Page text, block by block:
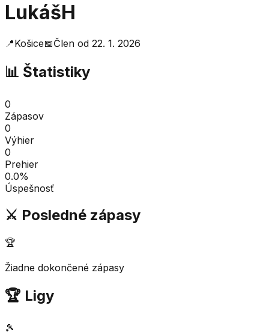
LukášH
📍Košice📅Člen od 22. 1. 2026
📊 Štatistiky
0
Zápasov
0
Výhier
0
Prehier
0.0%
Úspešnosť
⚔️ Posledné zápasy
🏆
Žiadne dokončené zápasy
🏆 Ligy
🎾